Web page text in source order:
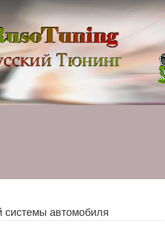
системы автомобиля